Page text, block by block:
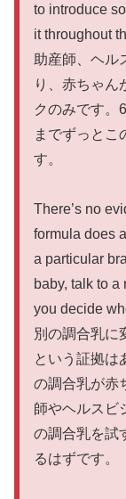
to introduce
it throughout
助産師、ヘル
り、赤ちゃん
クのみです。
までずっとこ
す。
There’s no
formula does
a particular
baby, talk to
you decide
別の調合乳に
という証拠は
の調合乳が赤
師やヘルスビ
の調合乳を試
るはずです。